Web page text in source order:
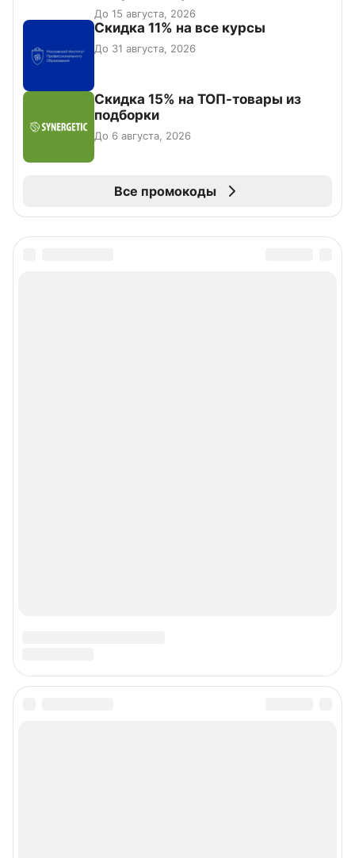
До 15 августа, 2026
Скидка 11% на все курсы
До 31 августа, 2026
Скидка 15% на ТОП-товары из
подборки
До 6 августа, 2026
Все промокоды